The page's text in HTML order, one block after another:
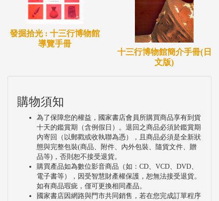
發掘拾光 : 十三行博物館
導覽手冊
十三行博物館簡介手冊(日
文版)
購物須知
為了保障您的權益，國家書店會員所購買商品享有到貨
十天的鑑賞期（含例假日）。退回之商品必須於鑑賞期
內寄回（以郵戳或收執聯為憑），且商品必須是全新狀
態與完整包裝(商品、附件、內外包裝、隨貨文件、贈
品等)，否則恕不接受退貨。
購買產品如為數位影音商品（如：CD、VCD、DVD、
電子書等），因受智慧財產權保護，恕無法接受退貨。
如有商品瑕疵，僅可更換相同產品。
國家書店因網路與門市共同銷售，若在您完成訂單程序